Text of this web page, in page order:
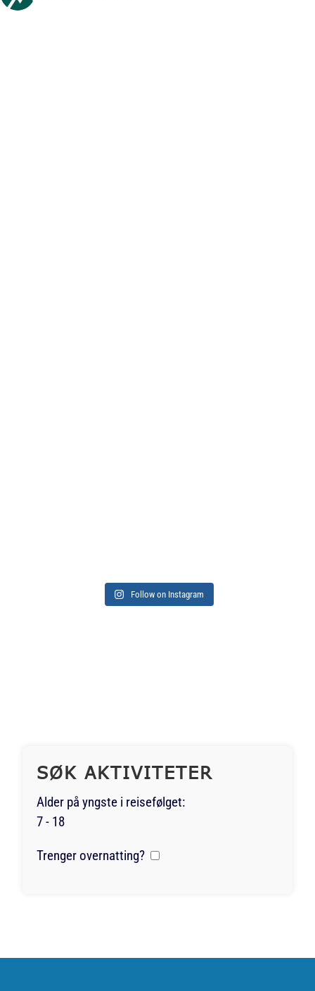
Follow on Instagram
SØK AKTIVITETER
Alder på yngste i reisefølget:
7 - 18
Trenger overnatting?